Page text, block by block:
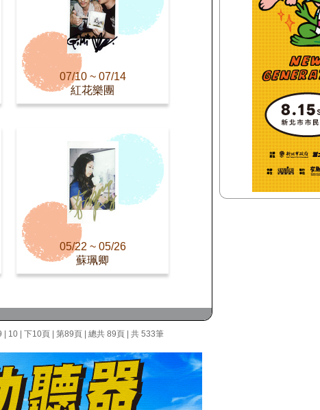
07/10 ~ 07/14
紅花樂團
05/22 ~ 05/26
蘇珮卿
10| 下10頁| 第89頁| 總共 89頁 | 共 533筆